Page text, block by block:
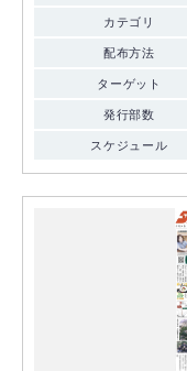
カテゴリ
配布方法
ターゲット
発行部数
スケジュール